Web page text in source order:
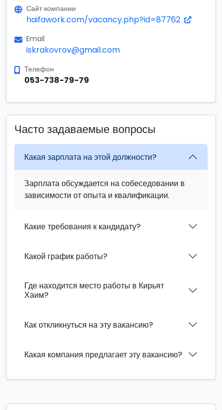
Сайт компании
haifawork.com/vacancy.php?id=87762
Email
iskrakovrov@gmail.com
Телефон
053-738-79-79
Часто задаваемые вопросы
Какая зарплата на этой должности?
Зарплата обсуждается на собеседовании в
зависимости от опыта и квалификации.
Какие требования к кандидату?
Какой график работы?
Где находится место работы в Кирьят
Хаим?
Как откликнуться на эту вакансию?
Какая компания предлагает эту вакансию?